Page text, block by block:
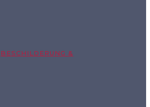
BESCHILDERUNG &